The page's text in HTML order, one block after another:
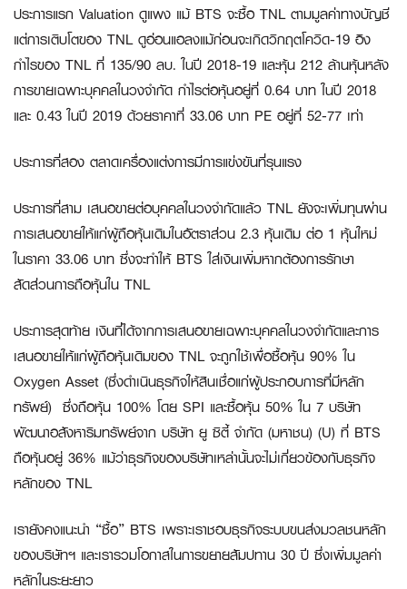
ประการแรก Valuation ดูแพง แม้ BTS จะซื้อ TNL ตามมูลค่าทางบัญชี
แต่การเติบโตของ TNL ดูอ่อนแอลงแม้ก่อนจะเกิดวิกฤตโควิด-19 อิง
กำไรของ TNL ที่ 135/90 ลบ. ในปี 2018-19 และหุ้น 212 ล้านหุ้นหลัง
การขายเฉพาะบุคคลในวงจำกัด กำไรต่อหุ้นอยู่ที่ 0.64 บาท ในปี 2018
และ 0.43 ในปี 2019 ด้วยราคาที่ 33.06 บาท PE อยู่ที่ 52-77 เท่า
ประการที่สอง ตลาดเครื่องแต่งการมีการแข่งขันที่รุนแรง
ประการที่สาม เสนอขายต่อบุคคลในวงจำกัดแล้ว TNL ยังจะเพิ่มทุนผ่าน
การเสนอขายให้แก่ผู้ถือหุ้นเดิมในอัตราส่วน 2.3 หุ้นเดิม ต่อ 1 หุ้นใหม่
ในราคา 33.06 บาท ซึ่งจะทำให้ BTS ใส่เงินเพิ่มหากต้องการรักษา
สัดส่วนการถือหุ้นใน TNL
ประการสุดท้าย เงินที่ได้จากการเสนอขายเฉพาะบุคคลในวงจำกัดและการ
เสนอขายให้แก่ผู้ถือหุ้นเดิมของ TNL จะถูกใช้เพื่อซื้อหุ้น 90% ใน
Oxygen Asset (ซึ่งดำเนินธุรกิจให้สินเชื่อแก่ผู้ประกอบการที่มีหลัก
ทรัพย์) ซึ่งถือหุ้น 100% โดย SPI และซื้อหุ้น 50% ใน 7 บริษัท
พัฒนาอสังหาริมทรัพย์จาก บริษัท ยู ซิตี้ จำกัด (มหาชน) (U) ที่ BTS
ถือหุ้นอยู่ 36% แม้ว่าธุรกิจของบริษัทเหล่านั้นจะไม่เกี่ยวข้องกับธุรกิจ
หลักของ TNL
เรายังคงแนะนำ “ซื้อ” BTS เพราะเราชอบธุรกิจระบบขนส่งมวลชนหลัก
ของบริษัทฯ และเรารวมโอกาสในการขยายสัมปทาน 30 ปี ซึ่งเพิ่มมูลค่า
หลักในระยะยาว